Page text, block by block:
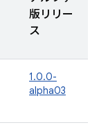
版リリー
ス
1.0.0-
alpha03